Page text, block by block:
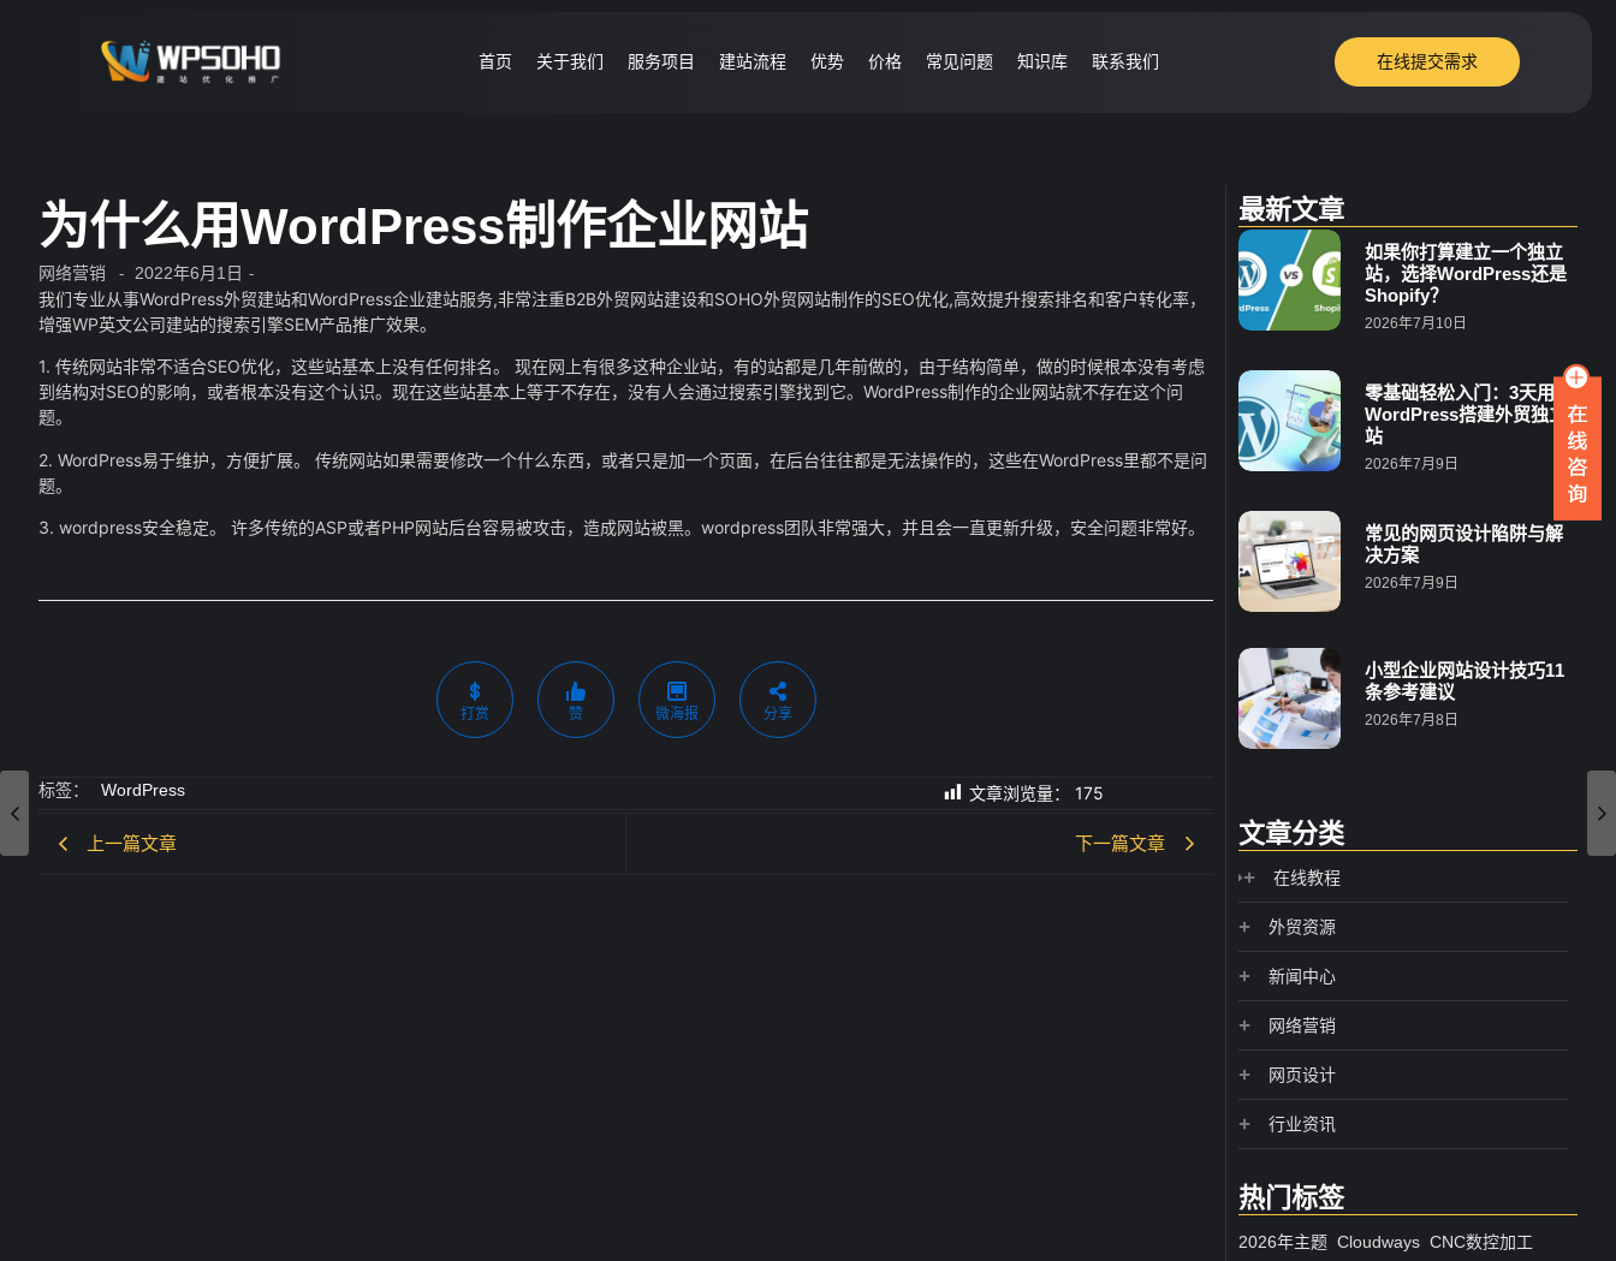
首页 关于我们 服务项目 建站流程 优势 价格 常见问题 知识库 联系我们 在线提交需求
为什么用WordPress制作企业网站
网络营销 - 2022年6月1日 -
我们专业从事WordPress外贸建站和WordPress企业建站服务,非常注重B2B外贸网站建设和SOHO外贸网站制作的SEO优化,高效提升搜索排名和客户转化率，
增强WP英文公司建站的搜索引擎SEM产品推广效果。
1. 传统网站非常不适合SEO优化，这些站基本上没有任何排名。 现在网上有很多这种企业站，有的站都是几年前做的，由于结构简单，做的时候根本没有考虑
到结构对SEO的影响，或者根本没有这个认识。现在这些站基本上等于不存在，没有人会通过搜索引擎找到它。WordPress制作的企业网站就不存在这个问
题。
2. WordPress易于维护，方便扩展。 传统网站如果需要修改一个什么东西，或者只是加一个页面，在后台往往都是无法操作的，这些在WordPress里都不是问
题。
3. wordpress安全稳定。 许多传统的ASP或者PHP网站后台容易被攻击，造成网站被黑。wordpress团队非常强大，并且会一直更新升级，安全问题非常好。
打赏 赞 微海报 分享
标签： WordPress 文章浏览量： 175
上一篇文章 下一篇文章
最新文章
如果你打算建立一个独立
站，选择WordPress还是
Shopify？
2026年7月10日
零基础轻松入门：3天用
WordPress搭建外贸独立
站
2026年7月9日
常见的网页设计陷阱与解
决方案
2026年7月9日
小型企业网站设计技巧11
条参考建议
2026年7月8日
文章分类
在线教程
外贸资源
新闻中心
网络营销
网页设计
行业资讯
热门标签
2026年主题 Cloudways CNC数控加工